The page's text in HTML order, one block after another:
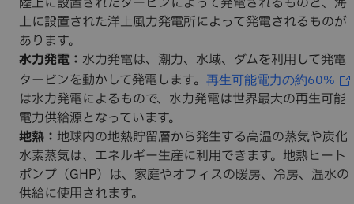
上に設置された洋上風力発電所によって発電されるものが
あります。
水力発電： 水力発電は、潮力、水域、ダムを利用して発電
タービンを動かして発電します。 再生可能電力の約60%
は水力発電によるもので、水力発電は世界最大の再生可能
電力供給源となっています。
地熱： 地球内の地熱貯留層から発生する高温の蒸気や炭化
水素蒸気は、エネルギー生産に利用できます。地熱ヒート
ポンプ（GHP）は、家庭やオフィスの暖房、冷房、温水の
供給に使用されます。